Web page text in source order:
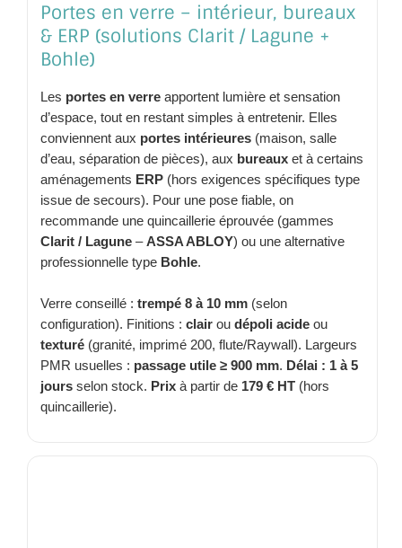
DEMANDE DE DEVIS
SUIVI DE DEVIS
SUIVI DE COMMANDE
TOUS LES TARIFS AU M2
GUIDE : CHOIX PAR UTILISATION
INSPIRATIONS ET NOUVEAUTÉS
AMBIANCE LAITON BROSSÉ
MIROIRS VIEILLIS AMBIANCE BRASSERIE
MIROIR SUR MESURE
MIROIR VIEILLI
Portes en verre – intérieur, bureaux
& ERP (solutions Clarit / Lagune +
Bohle)
Les portes en verre apportent lumière et sensation
d’espace, tout en restant simples à entretenir. Elles
conviennent aux portes intérieures (maison, salle
d’eau, séparation de pièces), aux bureaux et à certains
aménagements ERP (hors exigences spécifiques type
issue de secours). Pour une pose fiable, on
recommande une quincaillerie éprouvée (gammes
Clarit / Lagune –ASSA ABLOY) ou une alternative
professionnelle type Bohle.
Verre conseillé : trempé 8 à 10 mm (selon
configuration). Finitions : clair ou dépoli acide ou
texturé (granité, imprimé 200, flute/Raywall). Largeurs
PMR usuelles : passage utile ≥ 900 mm. Délai : 1 à 5
jours selon stock. Prix à partir de 179 € HT (hors
quincaillerie).